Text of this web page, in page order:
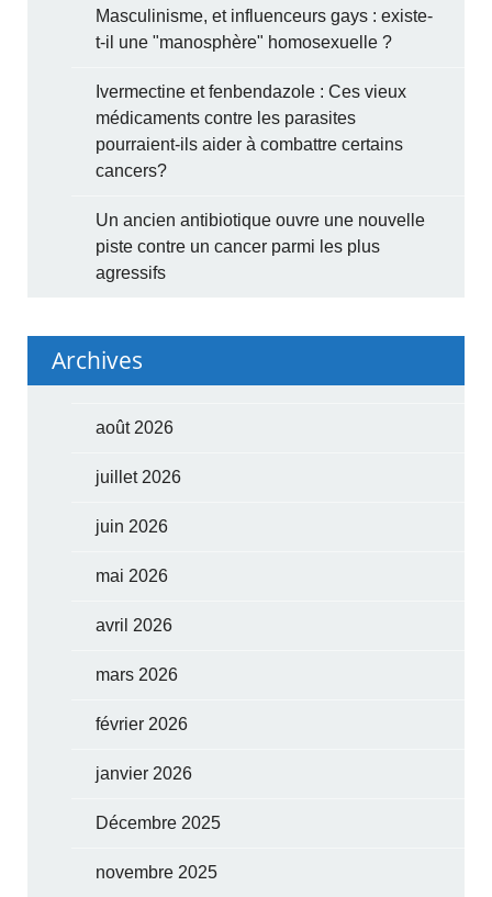
Masculinisme, et influenceurs gays : existe-
t-il une "manosphère" homosexuelle ?
Ivermectine et fenbendazole : Ces vieux
médicaments contre les parasites
pourraient-ils aider à combattre certains
cancers?
Un ancien antibiotique ouvre une nouvelle
piste contre un cancer parmi les plus
agressifs
Archives
août 2026
juillet 2026
juin 2026
mai 2026
avril 2026
mars 2026
février 2026
janvier 2026
Décembre 2025
novembre 2025